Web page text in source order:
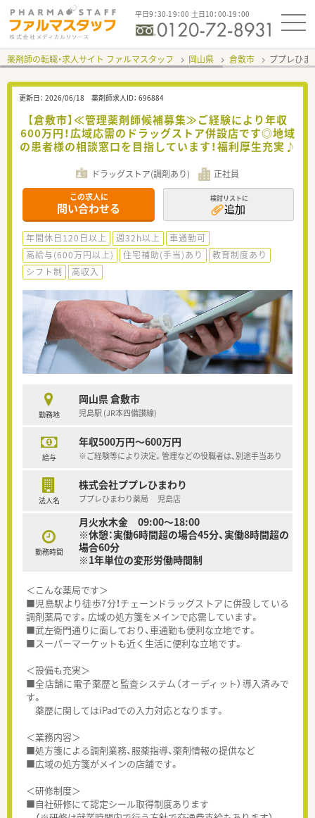
平日9：30-19：00 土日10：00-19：00
薬剤師の転職・求人サイト ファルマスタッフ 岡山県 倉敷市 ププレひ
更新日： 2026/06/18 薬剤師求人ID： 696884
【倉敷市】≪管理薬剤師候補募集≫ご経験により年収
600万円！広域応需のドラッグストア併設店です◎地域
の患者様の相談窓口を目指しています！福利厚生充実♪
ドラッグストア(調剤あり) 正社員
この求人に
問い合わせる
検討リストに
追加
年間休日120日以上 週32h以上
車通勤可
高給与(600万円以上)
住宅補助(手当)あり
教育制度あり
シフト制
高収入
勤務地
岡山県 倉敷市
児島駅 (JR本四備讃線)
給与
年収500万円～600万円
※ご経験等により決定。管理などの役職者は、別途手当あり
法人名
株式会社ププレひまわり
ププレひまわり薬局 児島店
勤務時間
月火水木金 09:00～18:00
※休憩：実働6時間超の場合45分、実働8時間超の
場合60分
※1年単位の変形労働時間制
＜こんな薬局です＞
■児島駅より徒歩7分！チェーンドラッグストアに併設している
調剤薬局です。広域の処方箋をメインで応需しています。
■武左衛門通りに面しており、車通勤も便利な立地です。
■スーパーマーケットも近く生活に便利な立地です。
＜設備も充実＞
■全店舗に電子薬歴と監査システム（オーディット）導入済みで
す。
薬歴に関してはiPadでの入力対応となります。
＜業務内容＞
■処方箋による調剤業務、服薬指導、薬剤情報の提供など
■広域の処方箋がメインの店舗です。
＜研修制度＞
■自社研修にて認定シール取得制度あります